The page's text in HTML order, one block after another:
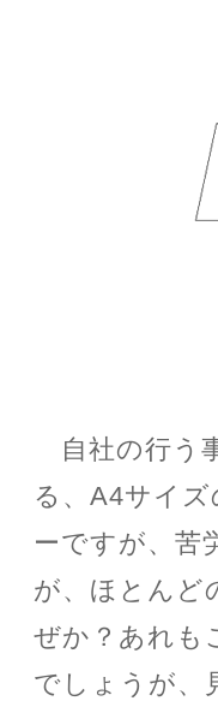
自社の行う
る、A4サイ
ーですが、苦
が、ほとんど
ぜか？あれも
でしょうが、